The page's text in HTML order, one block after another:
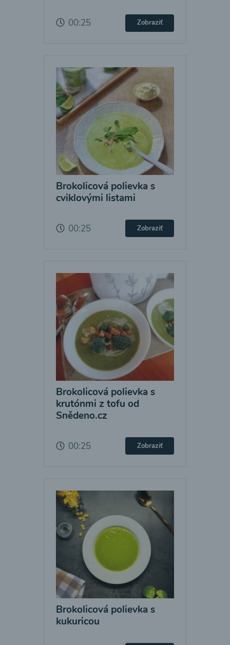
00:25 Zobraziť
Brokolicová polievka s
cviklovými listami
00:25 Zobraziť
Brokolicová polievka s
krutónmi z tofu od
Snědeno.cz
00:25 Zobraziť
Brokolicová polievka s
kukuricou